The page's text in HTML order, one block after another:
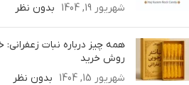
شهریور 19, 1404
بدون نظر
همه چیز درباره نبات
روش خرید
شهریور 15, 1404
بدون نظر